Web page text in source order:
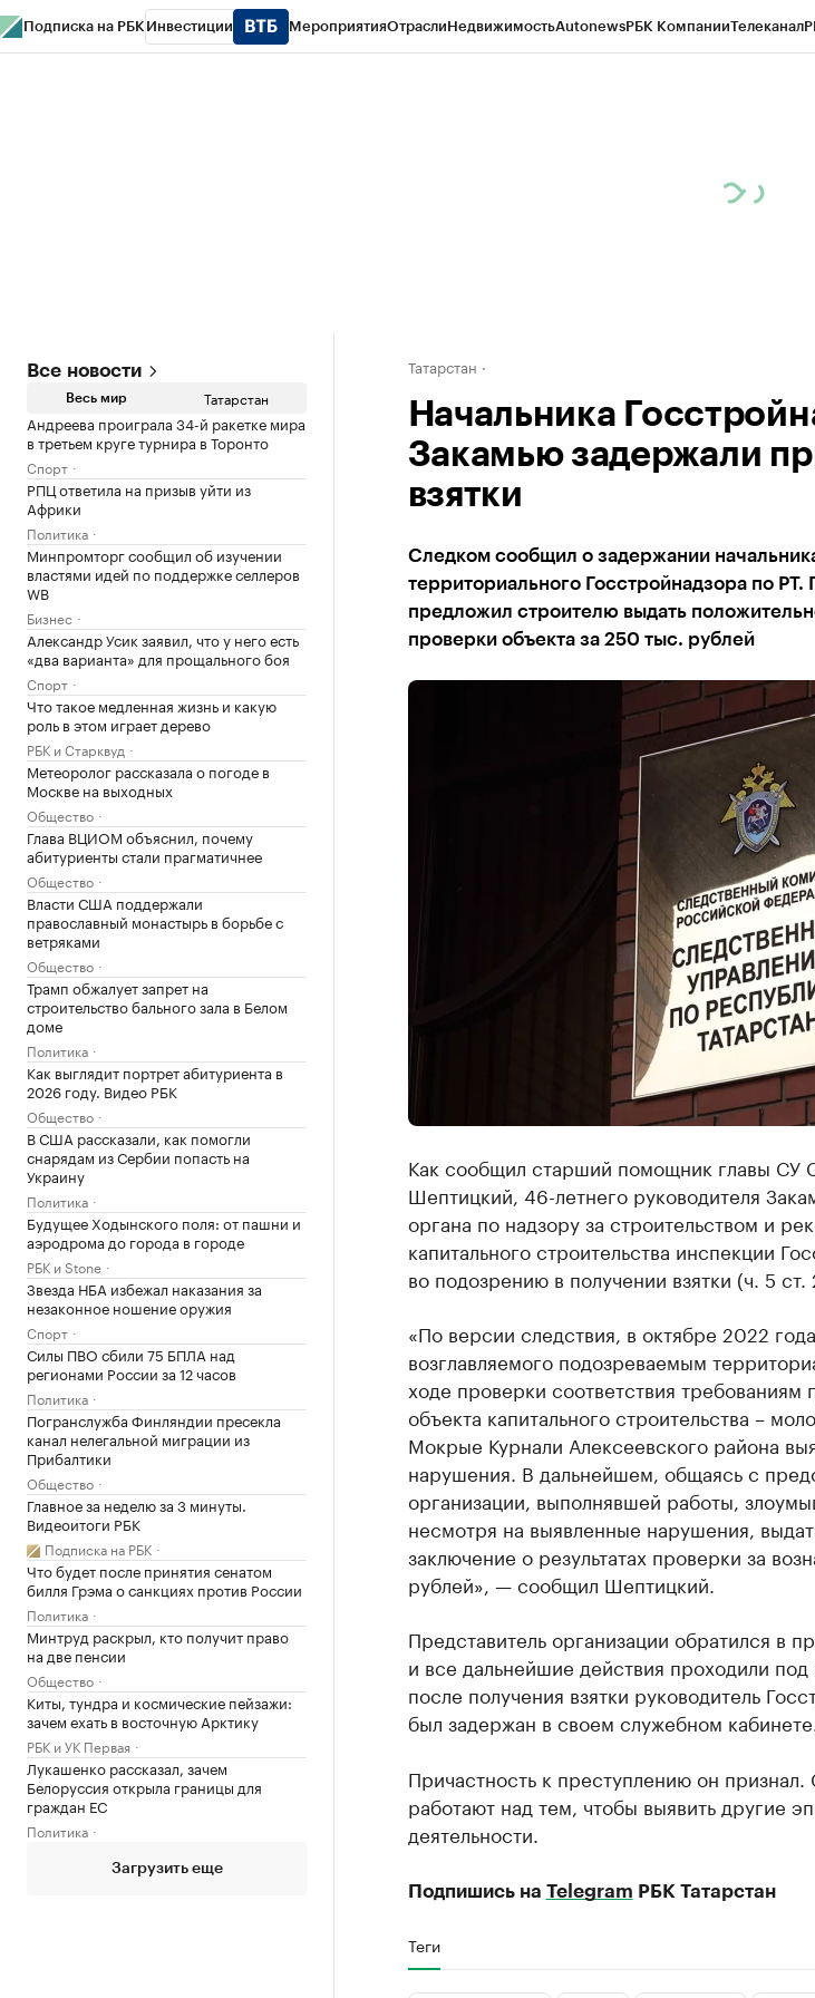
Подписка на РБК Инвестиции МероприятияОтраслиНедвижимостьAutonewsРБК КомпанииТелеканал
Все новости
Весь мир Татарстан
Андреева проиграла 34-й ракетке мира
в третьем круге турнира в Торонто
Спорт
РПЦ ответила на призыв уйти из
Африки
Политика
Минпромторг сообщил об изучении
властями идей по поддержке селлеров
WB
Бизнес
Александр Усик заявил, что у него есть
«два варианта» для прощального боя
Спорт
Что такое медленная жизнь и какую
роль в этом играет дерево
РБК и Старквуд
Метеоролог рассказала о погоде в
Москве на выходных
Общество
Глава ВЦИОМ объяснил, почему
абитуриенты стали прагматичнее
Общество
Власти США поддержали
православный монастырь в борьбе с
ветряками
Общество
Трамп обжалует запрет на
строительство бального зала в Белом
доме
Политика
Как выглядит портрет абитуриента в
2026 году. Видео РБК
Общество
В США рассказали, как помогли
снарядам из Сербии попасть на
Украину
Политика
Будущее Ходынского поля: от пашни и
аэродрома до города в городе
РБК и Stone
Звезда НБА избежал наказания за
незаконное ношение оружия
Спорт
Силы ПВО сбили 75 БПЛА над
регионами России за 12 часов
Политика
Погранслужба Финляндии пресекла
канал нелегальной миграции из
Прибалтики
Общество
Главное за неделю за 3 минуты.
Видеоитоги РБК
Подписка на РБК
Что будет после принятия сенатом
билля Грэма о санкциях против России
Политика
Минтруд раскрыл, кто получит право
на две пенсии
Общество
Киты, тундра и космические пейзажи:
зачем ехать в восточную Арктику
РБК и УК Первая
Лукашенко рассказал, зачем
Белоруссия открыла границы для
граждан ЕС
Политика
Загрузить еще
Татарстан
Начальника
Закамью задержали
взятки
Следком сообщил о задержании
территориального Госстройнадзора по РТ.
предложил строителю выдать
проверки объекта за 250 тыс. рублей
Как сообщил старший помощник главы СУ
Шептицкий, 46-летнего руководителя
органа по надзору за строительством и
капитального строительства инспекции
во подозрению в получении взятки (ч. 5
«По версии следствия, в октябре 2022
возглавляемого подозреваемым
ходе проверки соответствия требованиям
объекта капитального строительства –
Мокрые Курнали Алексеевского района
нарушения. В дальнейшем, общаясь с
организации, выполнявшей работы,
несмотря на выявленные нарушения,
заключение о результатах проверки за
рублей», — сообщил Шептицкий.
Представитель организации обратился в
и все дальнейшие действия проходили
после получения взятки руководитель
был задержан в своем служебном кабинете.
Причастность к преступлению он признал.
работают над тем, чтобы выявить другие
деятельности.
Подпишись на Telegram РБК Татарстан
Теги